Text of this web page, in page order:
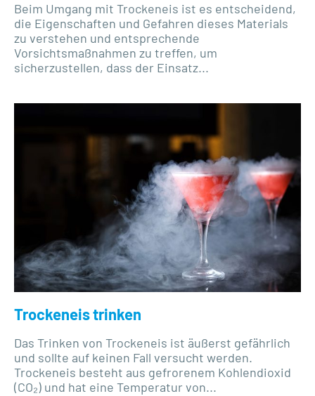
Beim Umgang mit Trockeneis ist es entscheidend,
die Eigenschaften und Gefahren dieses Materials
zu verstehen und entsprechende
Vorsichtsmaßnahmen zu treffen, um
sicherzustellen, dass der Einsatz...
Trockeneis trinken
Das Trinken von Trockeneis ist äußerst gefährlich
und sollte auf keinen Fall versucht werden.
Trockeneis besteht aus gefrorenem Kohlendioxid
(CO₂) und hat eine Temperatur von...